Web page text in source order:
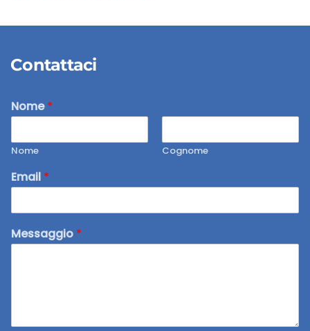
Contattaci
Nome*
Nome Cognome
Email *
Messaggio *